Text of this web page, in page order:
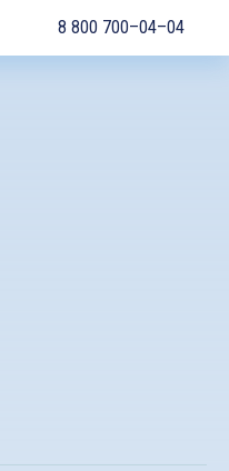
8 800 700–04–04